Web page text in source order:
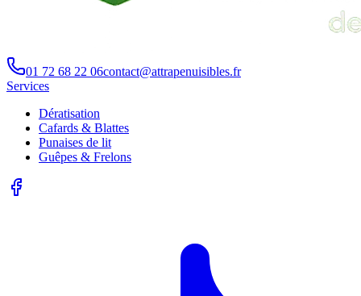
01 72 68 22 06contact@attrapenuisibles.fr
Services
Dératisation
Cafards & Blattes
Punaises de lit
Guêpes & Frelons